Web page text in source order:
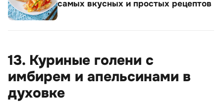
самых вкусных и простых рецептов
13. Куриные голени с
имбирем и апельсинами в
духовке